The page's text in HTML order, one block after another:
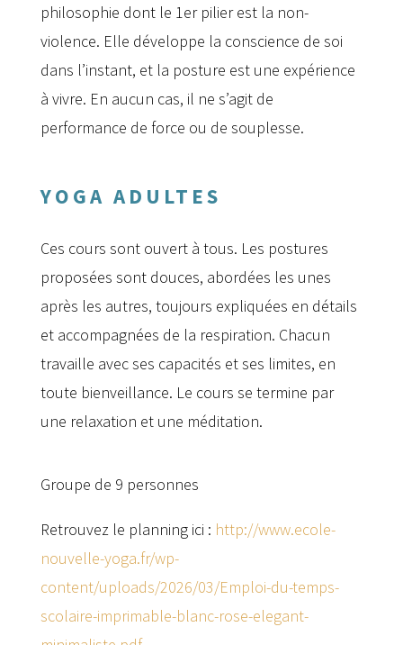
philosophie dont le 1er pilier est la non-
violence. Elle développe la conscience de soi
dans l’instant, et la posture est une expérience
à vivre. En aucun cas, il ne s’agit de
performance de force ou de souplesse.
YOGA ADULTES
Ces cours sont ouvert à tous. Les postures
proposées sont douces, abordées les unes
après les autres, toujours expliquées en détails
et accompagnées de la respiration. Chacun
travaille avec ses capacités et ses limites, en
toute bienveillance. Le cours se termine par
une relaxation et une méditation.
Groupe de 9 personnes
Retrouvez le planning ici : http://www.ecole-
nouvelle-yoga.fr/wp-
content/uploads/2026/03/Emploi-du-temps-
scolaire-imprimable-blanc-rose-elegant-